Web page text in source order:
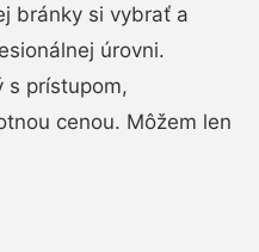
bránky si vybrať a
úrovni.
s prístupom,
cenou. Môžem len